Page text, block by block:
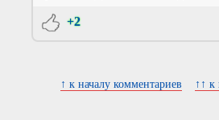
+2
↑ к началу комментариев ↑↑ к